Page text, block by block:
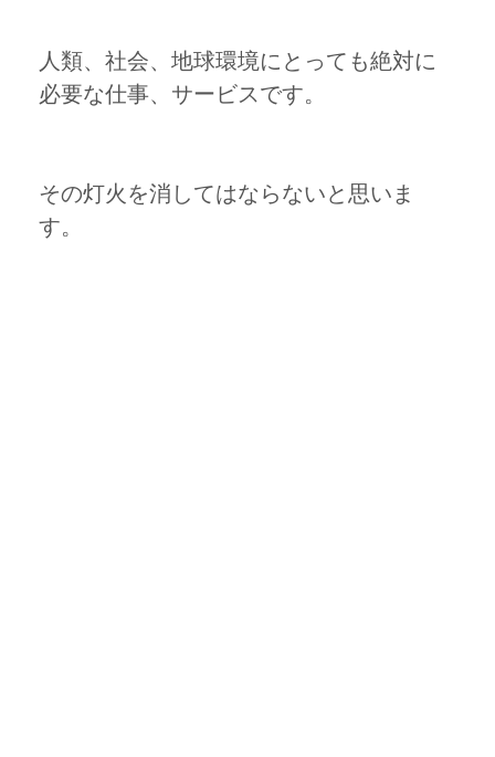
人類、社会、地球環境にとっても絶対に
必要な仕事、サービスです。
その灯火を消してはならないと思いま
す。